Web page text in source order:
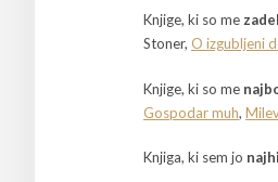
Knjige, ki so me
Stoner, O izgubljeni
Knjige, ki so me
Gospodar muh,
Knjiga, ki sem jo